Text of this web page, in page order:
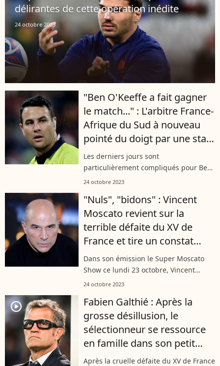
délirantes de cette opération inédite
24 octobre 2023
"Ben O'Keeffe a fait gagner
le match..." : L'arbitre France-
Afrique du Sud à nouveau
pointé du doigt par une star
du rugby
Les derniers jours sont
particulièrement compliqués pour Ben
O'Keeffe, l'arbitre en charge du match
Sud. Pointé du doigt par une ancienne
star...
24 octobre 2023
"Nuls", "bidons" : Vincent
Moscato revient sur la
terrible défaite du XV de
France et tire un constat
accablant
Dans son émission le Super Moscato
Show ce lundi 23 octobre, Vincent
Moscato est revenu sur la défaite des
monde. Loin d'utiliser la langue...
24 octobre 2023
player2
Fabien Galthié : Après la
grosse désillusion, le
sélectionneur se ressource
en famille dans son petit
village
Après la cruelle défaite du XV de France